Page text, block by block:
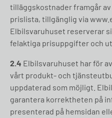
tilläggskostnader framgår
prislista, tillgänglig via
Elbilsvaruhuset reserverar
felaktiga prisuppgifter och
2.4 Elbilsvaruhuset har för
vårt produkt- och
uppdaterad som möjligt.
garantera korrektheten på
presenterad på hemsidan